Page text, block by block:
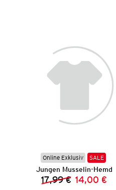
Online Exklusiv SALE
Jungen Musselin-Hemd
17,99 € Neuer
14,00 €